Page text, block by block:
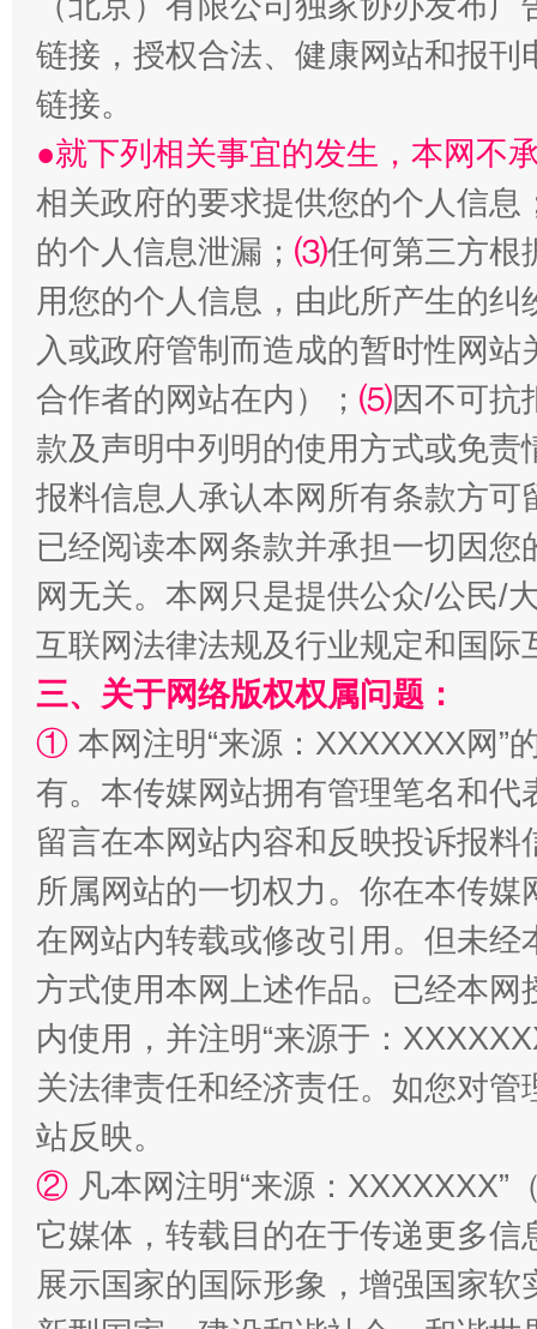
揭批美国五大"原罪" "炒
解纷+调解+退费，一次搞定
站台名比不上好声名
链接，授权合法、健康网站和报
链接。
●就下列相关事宜的发生，本网不
相关政府的要求提供您的个人信息
的个人信息泄漏； ⑶任何第三方根
用您的个人信息，由此所产生的纠
入或政府管制而造成的暂时性网
合作者的网站在内）； ⑸因不可抗
款及声明中列明的使用方式或免责
报料信息人承认本网所有条款方
已经阅读本网条款并承担一切因
网无关。本网只是提供公众/公民/
互联网法律法规及行业规定和国
三、关于网络版权权属问题：
① 本网注明“来源：XXXXXXX网”
有。本传媒网站拥有管理笔名和
留言在本网站内容和反映投诉报
所属网站的一切权力。你在本传
在网站内转载或修改引用。但未
方式使用本网上述作品。已经本
内使用，并注明“来源于：
关法律责任和经济责任。如您对
站反映。
② 凡本网注明“来源：
它媒体，转载目的在于传递更多
展示国家的国际形象，增强国家